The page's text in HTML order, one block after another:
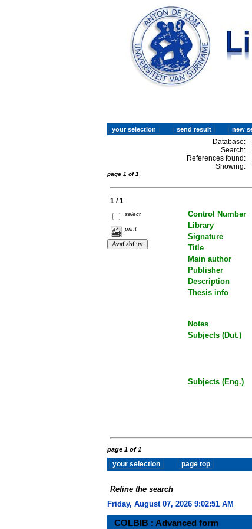
Database:
Search:
References found:
Showing:
page 1 of 1
1 / 1
select
print
Control Number
Library
Signature
Title
Main author
Publisher
Description
Thesis info
Notes
Subjects (Dut.)
Subjects (Eng.)
page 1 of 1
Refine the search
Friday, August 07, 2026 9:02:51 AM
COLBIB : Advanced form